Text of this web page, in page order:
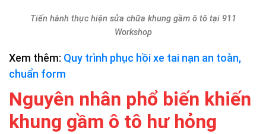
Tiến hành thực hiện sửa chữa khung gầm ô tô tại 911
Workshop
Xem thêm: Quy trình phục hồi xe tai nạn an toàn,
chuẩn form
Nguyên nhân phổ biến khiến
khung gầm ô tô hư hỏng